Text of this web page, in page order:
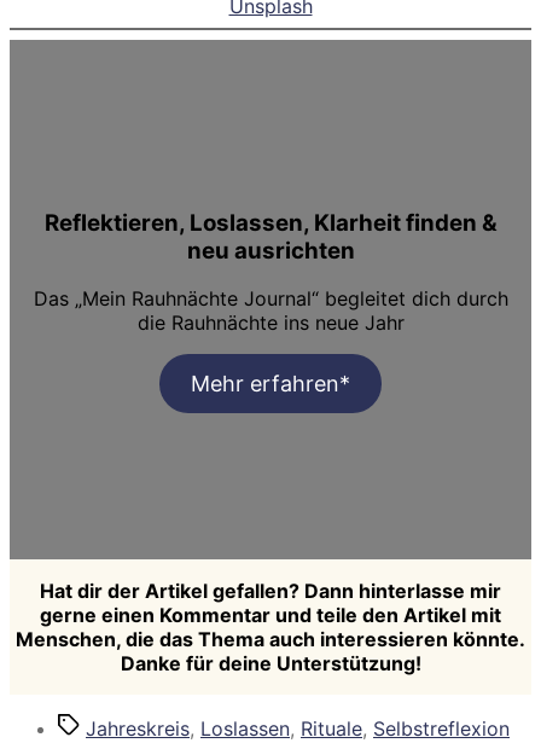
Unsplash
Reflektieren, Loslassen, Klarheit finden &
neu ausrichten
Das „Mein Rauhnächte Journal“ begleitet dich durch
die Rauhnächte ins neue Jahr
Mehr erfahren*
Hat dir der Artikel gefallen? Dann hinterlasse mir
gerne einen Kommentar und teile den Artikel mit
Menschen, die das Thema auch interessieren könnte.
Danke für deine Unterstützung!
Schlagwörter
Jahreskreis, Loslassen, Rituale, Selbstreflexion